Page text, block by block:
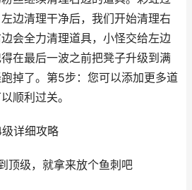
边清理干净后，我们开始清理右
会全力清理道具，小怪交给左边
在最后一波之前把凳子升级到满
掉了。第5步：您可以添加更多道
顺利过关。
详细攻略
顶级，就拿来放个鱼刺吧